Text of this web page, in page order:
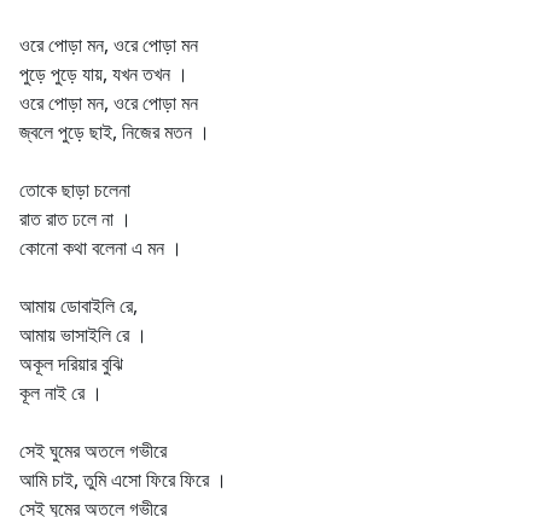
ওরে পোড়া মন, ওরে পোড়া মন
পুড়ে পুড়ে যায়, যখন তখন ।
ওরে পোড়া মন, ওরে পোড়া মন
জ্বলে পুড়ে ছাই, নিজের মতন ।
তোকে ছাড়া চলেনা
রাত রাত ঢলে না ।
কোনো কথা বলেনা এ মন ।
আমায় ডোবাইলি রে,
আমায় ভাসাইলি রে ।
অকূল দরিয়ার বুঝি
কূল নাই রে ।
সেই ঘুমের অতলে গভীরে
আমি চাই, তুমি এসো ফিরে ফিরে ।
সেই ঘুমের অতলে গভীরে